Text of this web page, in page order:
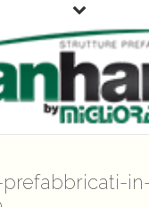
prefabbricati-